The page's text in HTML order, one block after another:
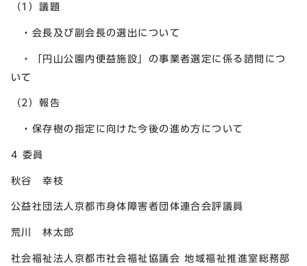
（1）議題
・会長及び副会長の選出について
・「円山公園内便益施設」の事業者選定に係る諮問につ
いて
（2）報告
・保存樹の指定に向けた今後の進め方について
4 委員
秋谷 幸枝
公益社団法人京都市身体障害者団体連合会評議員
荒川 林太郎
社会福祉法人京都市社会福祉協議会 地域福祉推進室総務部